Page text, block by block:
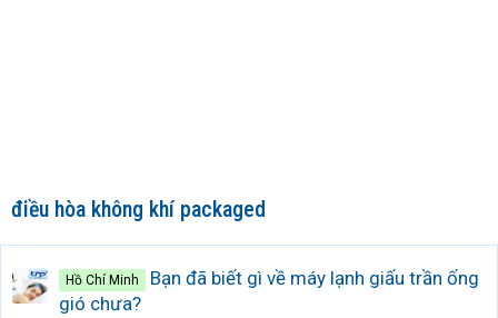
điều hòa không khí packaged
Hồ Chí Minh
Bạn đã biết gì về máy lạnh giấu trần ống
gió chưa?